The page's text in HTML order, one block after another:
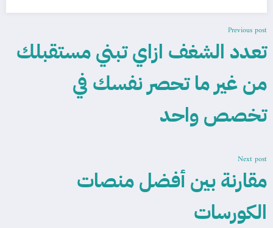
Previous post
تعدد الشغف ازاي تبني مستقبلك
من غير ما تحصر نفسك في
تخصص واحد
Next post
مقارنة بين أفضل منصات
الكورسات